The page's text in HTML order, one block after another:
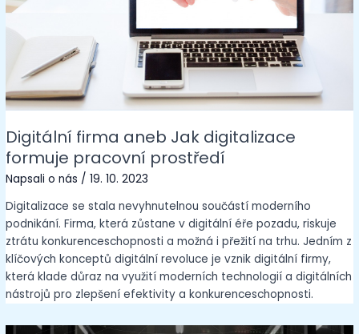
Digitální firma aneb Jak digitalizace
formuje pracovní prostředí
Napsali o nás /19. 10. 2023
Digitalizace se stala nevyhnutelnou součástí moderního
podnikání. Firma, která zůstane v digitální éře pozadu, riskuje
ztrátu konkurenceschopnosti a možná i přežití na trhu. Jedním z
klíčových konceptů digitální revoluce je vznik digitální firmy,
která klade důraz na využití moderních technologií a digitálních
nástrojů pro zlepšení efektivity a konkurenceschopnosti.